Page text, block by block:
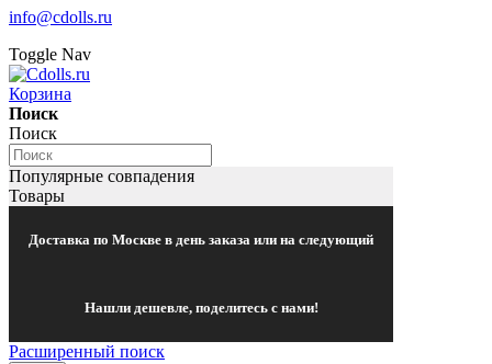
info@cdolls.ru
Toggle Nav
Корзина
Поиск
Поиск
Популярные совпадения
Товары
Доставка по Москве в день заказа или на следующий
Нашли дешевле, поделитесь с нами!
Расширенный поиск